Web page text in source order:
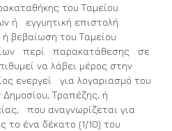
του Ταμείου
ή εγγυητική επιστολή
βεβαίωση του Ταμείου
περί παρακατάθεσης σε
να λάβει μέρος στην
ενεργεί για λογαριασμό του
Δημοσίου, Τραπέζης, ή
που αναγνωρίζεται για
το ένα δέκατο (1/10) του